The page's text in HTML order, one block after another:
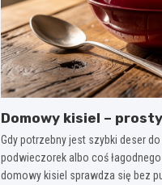
Domowy kisiel –
Gdy potrzebny jest szybki deser
podwieczorek albo coś
domowy kisiel sprawdza się bez